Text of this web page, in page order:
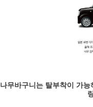
나무바구니는 탈부착이 가